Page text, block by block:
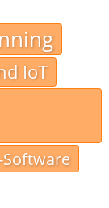
IoT